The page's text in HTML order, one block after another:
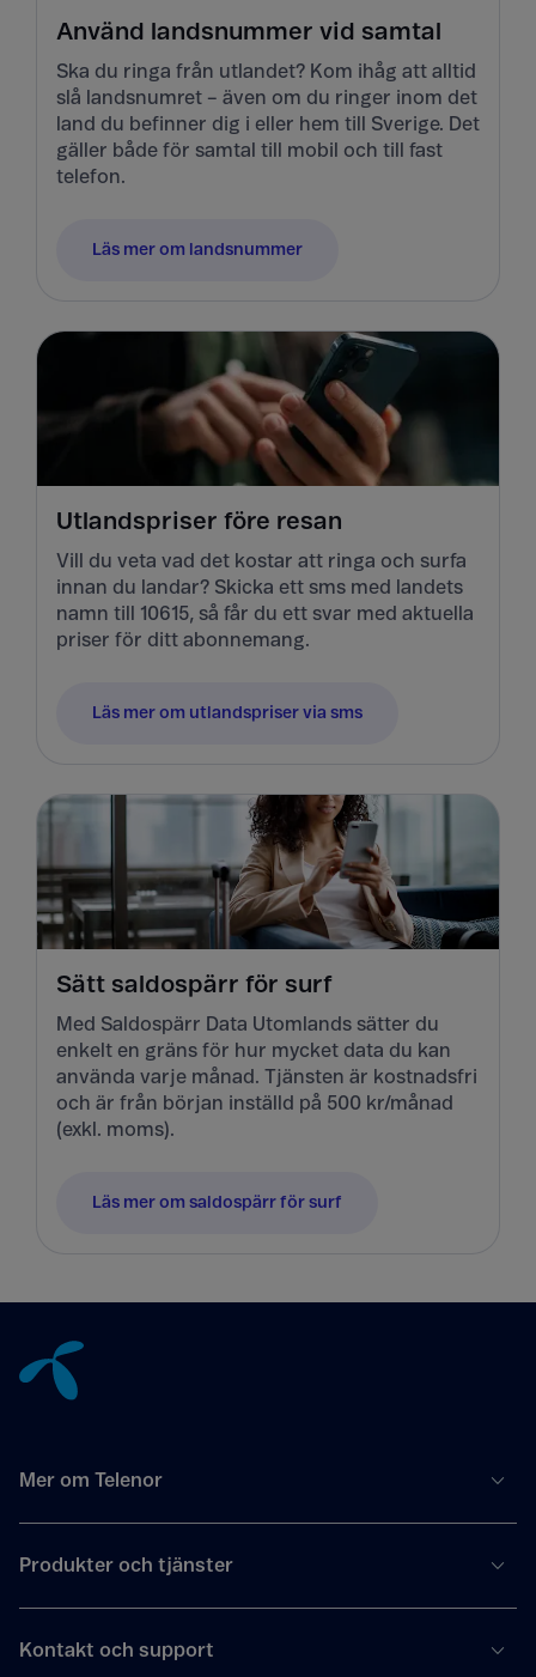
Använd landsnummer vid samtal
Ska du ringa från utlandet? Kom ihåg att alltid
slå landsnumret – även om du ringer inom det
land du befinner dig i eller hem till Sverige. Det
gäller både för samtal till mobil och till fast
telefon.
Läs mer om landsnummer
Utlandspriser före resan
Vill du veta vad det kostar att ringa och surfa
innan du landar? Skicka ett sms med landets
namn till 10615, så får du ett svar med aktuella
priser för ditt abonnemang.
Läs mer om utlandspriser via sms
Sätt saldospärr för surf
Med Saldospärr Data Utomlands sätter du
enkelt en gräns för hur mycket data du kan
använda varje månad. Tjänsten är kostnadsfri
och är från början inställd på 500 kr/månad
(exkl. moms).
Läs mer om saldospärr för surf
Mer om Telenor
Produkter och tjänster
Kontakt och support